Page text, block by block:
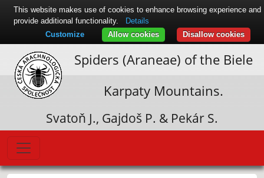
Spiders (Araneae) of the Biele
Karpaty Mountains.
Svatoň J., Gajdoš P. & Pekár S.
This website makes use of cookies to enhance browsing experience and
provide additional functionality.
Details
Disallow cookies
Allow cookies
Customize